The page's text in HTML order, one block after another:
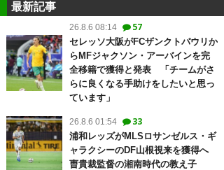
最新記事
26.8.6 08:14 57
セレッソ大阪がFCザンクトパウリか
らMFジャクソン・アーバインを完
全移籍で獲得と発表 「チームがさ
らに良くなる手助けをしたいと思っ
ています」
26.8.6 01:54 33
浦和レッズがMLSロサンゼルス・ギ
ャラクシーのDF山根視来を獲得へ
曺貴裁監督の湘南時代の教え子